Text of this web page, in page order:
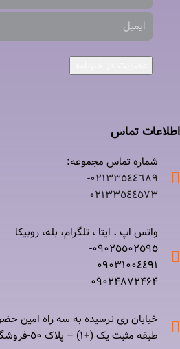
اطلاعات تماس
شماره تماس مجموعه:
۰۲۱٣٣٥٤٤٦٨٩-
۰٢١٣٣٥٤٤٥٧٣
واتس اپ ، ایتا ، تلگرام، بله، روبیکا
۰٩٠٢٥٥٠٢٥٩٥-
۰٩٠٣١٠٠٤٤٩١
۰٩٠٢۴۸۷٢۴۶۴
خیابان ری نرسيده به سه راه امين
طبقه مثبت یک (+۱) – پلاک ٥٠-فروشگاه تك كالابان